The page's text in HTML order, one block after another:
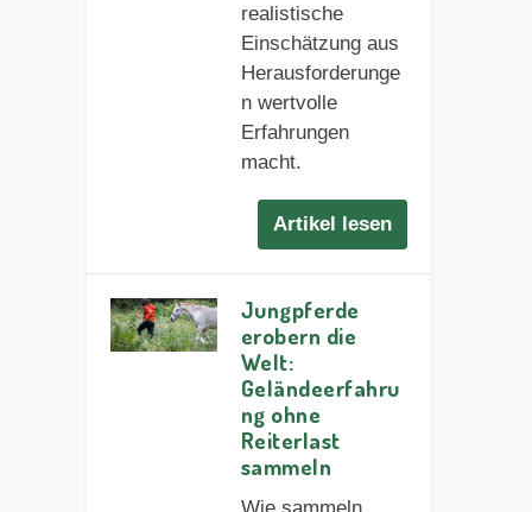
realistische
Einschätzung aus
Herausforderunge
n wertvolle
Erfahrungen
macht.
Artikel lesen
Jungpferde
erobern die
Welt:
Geländeerfahru
ng ohne
Reiterlast
sammeln
Wie sammeln